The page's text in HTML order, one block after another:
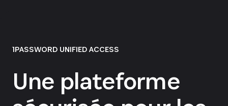
1PASSWORD UNIFIED ACCESS
Une plateforme